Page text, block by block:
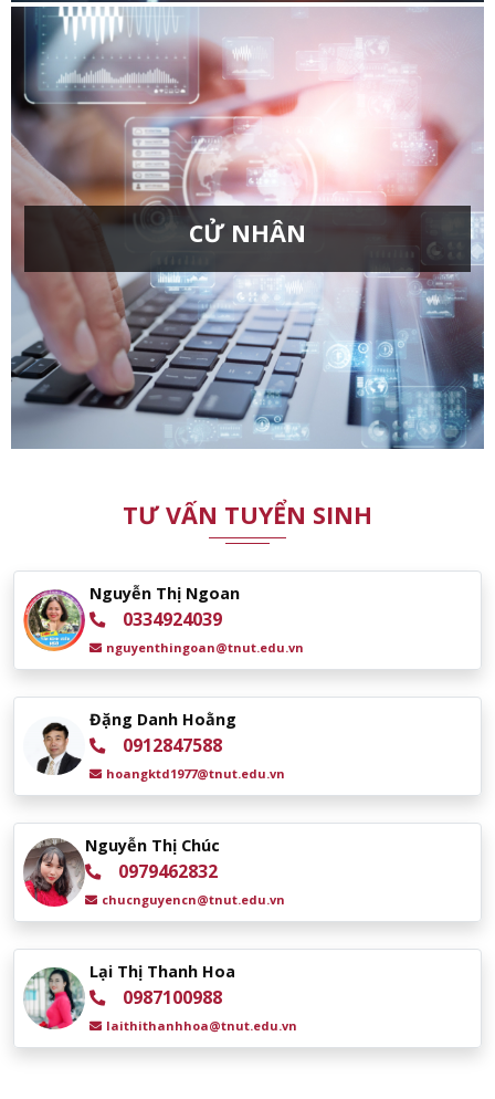
CỬ NHÂN
Kinh tế công nghiệp
Ngôn ngữ Anh
Quản lý công nghiệp
TƯ VẤN TUYỂN SINH
Nguyễn Thị Ngoan
0334924039
nguyenthingoan@tnut.edu.vn
Đặng Danh Hoằng
0912847588
hoangktd1977@tnut.edu.vn
Nguyễn Thị Chúc
0979462832
chucnguyencn@tnut.edu.vn
Lại Thị Thanh Hoa
0987100988
laithithanhhoa@tnut.edu.vn